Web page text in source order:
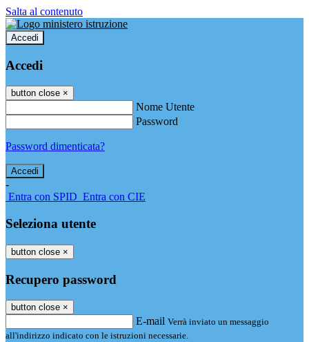
Salta al contenuto
Accedi
Accedi
button close ×
Nome Utente
Password
Password dimenticata?
-
Entra con SPID Entra con CIE
Seleziona utente
button close ×
Recupero password
button close ×
E-mail Verrà inviato un messaggio
all'indirizzo indicato con le istruzioni necessarie.